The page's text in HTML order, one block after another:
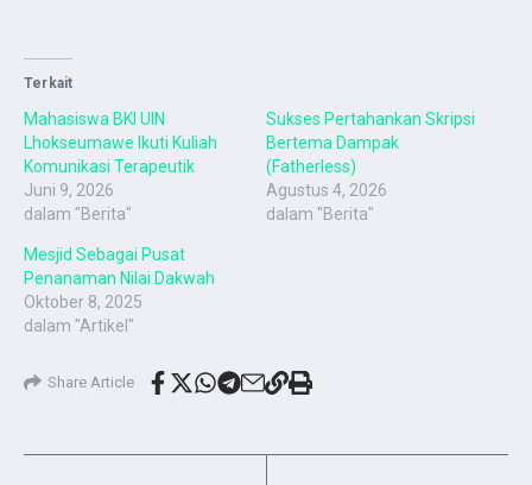
Terkait
Mahasiswa BKI UIN
Lhokseumawe Ikuti Kuliah
Komunikasi Terapeutik
Juni 9, 2026
dalam "Berita"
Sukses Pertahankan Skripsi
Bertema Dampak
(Fatherless)
Agustus 4, 2026
dalam "Berita"
Mesjid Sebagai Pusat
Penanaman Nilai Dakwah
Oktober 8, 2025
dalam "Artikel"
Share Article